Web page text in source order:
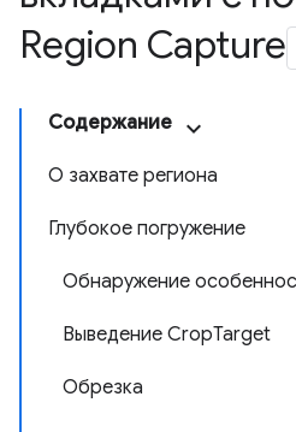
Region Capture
Содержание
О захвате региона
Глубокое погружение
Обнаружение
Выведение CropTarget
Обрезка